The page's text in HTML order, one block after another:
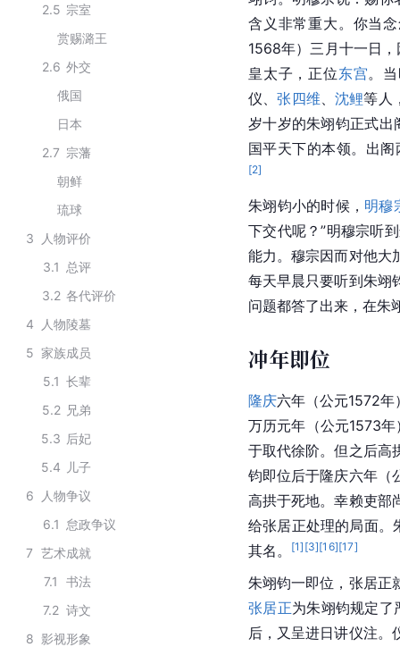
2.5 宗室
赏赐潞王
2.6 外交
俄国
日本
2.7 宗藩
朝鲜
琉球
3
人物评价
3.1 总评
3.2 各代评价
4
人物陵墓
5 家族成员
5.1 长辈
5.2 兄弟
5.3 后妃
5.4 儿子
6
人物争议
6.1 怠政争议
7 艺术成就
7.1
书法
7.2 诗文
8 影视形象
含义非常重大。你当
1568年）三月十一日
皇太子，正位东宫。
仪、张四维 、沈鲤等人
岁十岁的朱翊钧正式
国平天下的本领。出
[2]
朱翊钧小的时候， 明穆
下交代呢？”明穆宗听
能力。穆宗因而对他大
每天早晨只要听到朱翊
问题都答了出来，在朱
冲年即位
隆庆六年（公元1572
万历元年（公元1573
于取代徐阶。但之后高
钧即位后于隆庆六年（
高拱于死地。幸赖吏部
给张居正处理的局面。
其名。
[1] [3][16][17]
朱翊钧一即位，张居正
张居正为朱翊钧规定了
后，又呈进日讲仪注。